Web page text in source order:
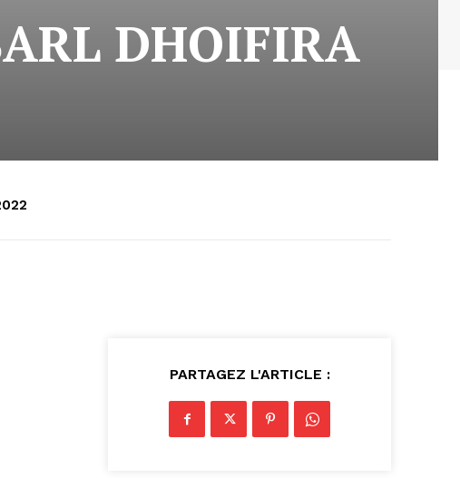
DHOIFIRA
PARTAGEZ L'ARTICLE :